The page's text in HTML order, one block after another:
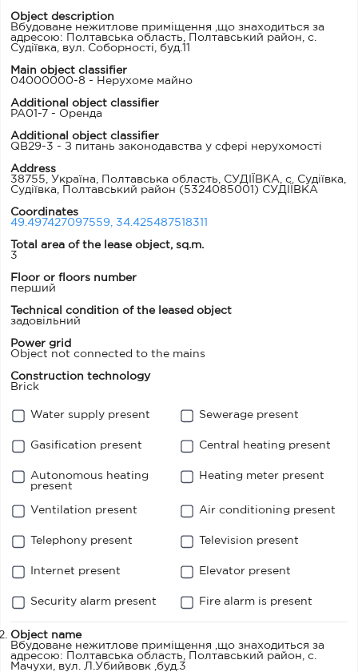
Object description
Вбудоване нежитлове приміщення ,що знаходиться за
адресою: Полтавська область, Полтавський район, с.
Судіївка, вул. Соборності, буд.11
Main object classifier
04000000-8 - Нерухоме майно
Additional object classifier
PA01-7 - Оренда
Additional object classifier
QB29-3 - З питань законодавства у сфері нерухомості
Address
38755, Україна, Полтавська область, СУДІЇВКА, с. Судіївка,
Судіївка, Полтавський район (5324085001) СУДІЇВКА
Coordinates
49.497427097559, 34.425487518311
Total area of the lease object, sq.m.
3
Floor or floors number
перший
Technical condition of the leased object
задовільний
Power grid
Object not connected to the mains
Construction technology
Brick
Water supply present Sewerage present
Gasification present Central heating present
Autonomous heating
present
Heating meter present
Ventilation present Air conditioning present
Telephony present Television present
Internet present Elevator present
Security alarm present Fire alarm is present
Object name
Вбудоване нежитлове приміщення ,що знаходиться за
адресою: Полтавська область, Полтавський район, с.
Мачухи, вул. Л.Убийвовк ,буд.3